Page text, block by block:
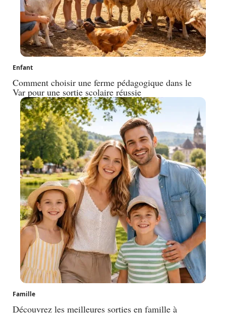
Enfant
Comment choisir une ferme pédagogique dans le
Var pour une sortie scolaire réussie
Famille
Découvrez les meilleures sorties en famille à